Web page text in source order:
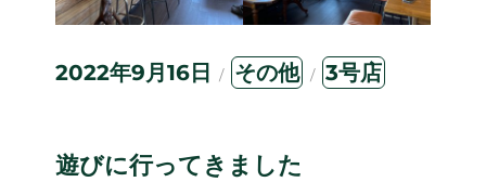
投
2022年9月16日
カ
テ
ー
その他
タ
グ
3号店
遊びに行ってきました